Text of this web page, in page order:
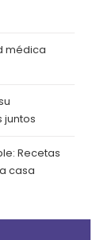
médica
juntos
Recetas
casa